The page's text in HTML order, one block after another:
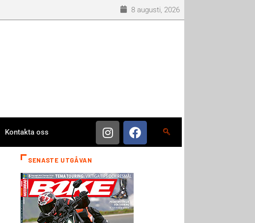
8 augusti, 2026
Kontakta oss
SENASTE UTGÅVAN